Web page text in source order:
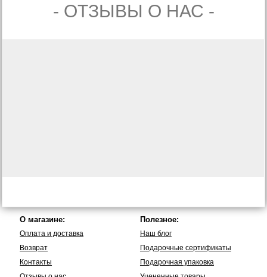
- ОТЗЫВЫ О НАС -
О магазине:
Оплата и доставка
Возврат
Контакты
Полезное:
Наш блог
Подарочные сертификаты
Подарочная упаковка